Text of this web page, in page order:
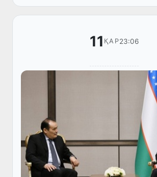
Қырғыз Республикасының През...
11 ҚАР23:06